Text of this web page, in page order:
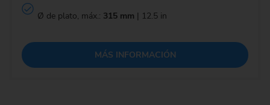
Ø de plato, máx.: 315 mm | 12.5 in
MÁS INFORMACIÓN